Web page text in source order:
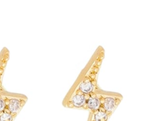
Añadir
a la
deseos